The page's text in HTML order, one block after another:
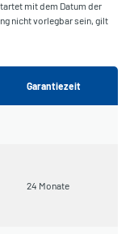
mit dem Datum der
nicht vorlegbar sein, gilt
Garantiezeit
24 Monate